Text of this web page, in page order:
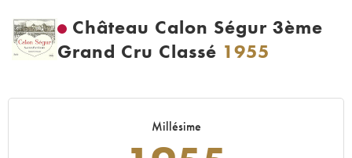
Château Calon Ségur 3ème
Grand Cru Classé 1955
Millésime